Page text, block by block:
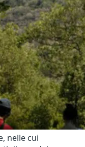
nelle cui